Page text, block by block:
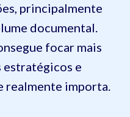
principalmente
documental.
focar mais
estratégicos e
realmente importa.